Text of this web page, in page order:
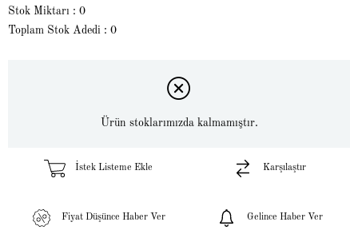
Stok Miktarı : 0
Toplam Stok Adedi : 0
Ürün stoklarımızda kalmamıştır.
İstek Listeme Ekle Karşılaştır
Fiyat Düşünce Haber Ver Gelince Haber Ver